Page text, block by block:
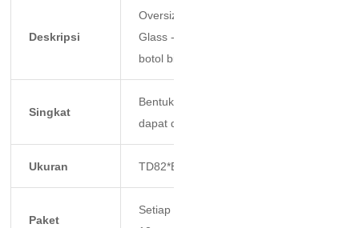
Deskripsi
Oversized Extra Large Giant Beer
Glass - 53oz- Menampung hingga 4
botol bir
Singkat
Bentuk kaca, warna dan ukuran
dapat disesuaikan.
Ukuran TD82*BD103*320MM,1500ml=53OZ
Paket
Setiap gelas dalam kotak individu,